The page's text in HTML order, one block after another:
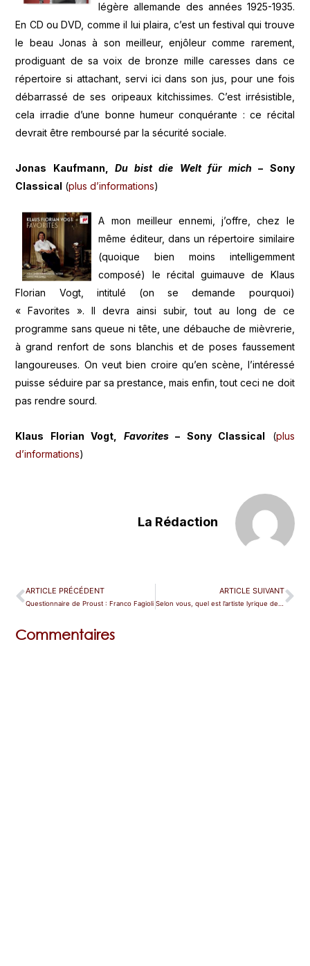
légère allemande des années 1925-1935.
En CD ou DVD, comme il lui plaira, c’est un festival qui trouve
le beau Jonas à son meilleur, enjôleur comme rarement,
prodiguant de sa voix de bronze mille caresses dans ce
répertoire si attachant, servi ici dans son jus, pour une fois
débarrassé de ses oripeaux kitchissimes. C’est irrésistible,
cela irradie d’une bonne humeur conquérante : ce récital
devrait être remboursé par la sécurité sociale.
Jonas Kaufmann, Du bist die Welt für mich – Sony
Classical (plus d’informations)
A mon meilleur ennemi, j’offre, chez le
même éditeur, dans un répertoire similaire
(quoique bien moins intelligemment
composé) le récital guimauve de Klaus
Florian Vogt, intitulé (on se demande pourquoi)
« Favorites ». Il devra ainsi subir, tout au long de ce
programme sans queue ni tête, une débauche de mièvrerie,
à grand renfort de sons blanchis et de poses faussement
langoureuses. On veut bien croire qu’en scène, l’intéressé
puisse séduire par sa prestance, mais enfin, tout ceci ne doit
pas rendre sourd.
Klaus Florian Vogt, Favorites– Sony Classical (plus
d’informations)
La Rédaction
ARTICLE PRÉCÉDENT
Questionnaire de Proust : Franco Fagioli
ARTICLE SUIVANT
Selon vous, quel est l’artiste lyrique de l’année 2014 ?
Commentaires